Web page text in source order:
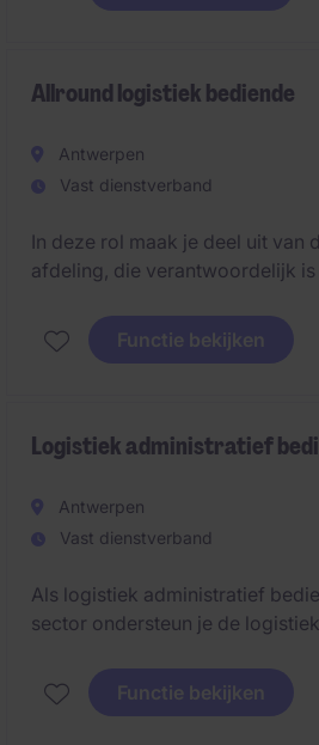
Allround logistiek bediende
Antwerpen
Vast dienstverband
In deze rol maak je deel uit van
afdeling, die verantwoordelijk
goederenstroom, van de
tot de verzending van
binnen de logistieke processen
Functie bekijken
Logistiek administratief
Antwerpen
Vast dienstverband
Als logistiek administratief
sector ondersteun je de
draagt bij aan een vlotte
processen. Het bedrijf is
Functie bekijken